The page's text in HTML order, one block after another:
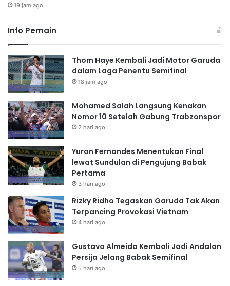
19 jam ago
Info Pemain
Thom Haye Kembali Jadi Motor Garuda
dalam Laga Penentu Semifinal
18 jam ago
Mohamed Salah Langsung Kenakan
Nomor 10 Setelah Gabung Trabzonspor
2 hari ago
Yuran Fernandes Menentukan Final
lewat Sundulan di Pengujung Babak
Pertama
3 hari ago
Rizky Ridho Tegaskan Garuda Tak Akan
Terpancing Provokasi Vietnam
4 hari ago
Gustavo Almeida Kembali Jadi Andalan
Persija Jelang Babak Semifinal
5 hari ago